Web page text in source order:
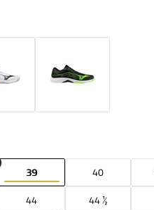
39 40
44 44 ½